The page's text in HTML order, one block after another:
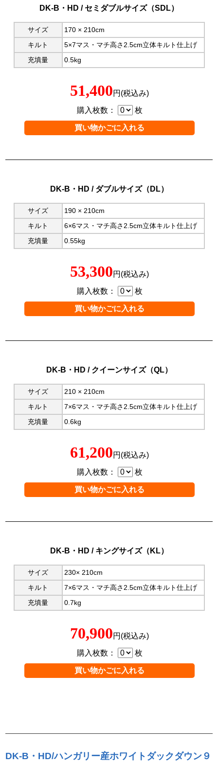
DK-B・HD / セミダブルサイズ（SDL）
サイズ
170 × 210cm
キルト
5×7マス・マチ高さ2.5cm立体キルト仕上げ
充填量
0.5kg
51,400円(税込み)
購入枚数： 枚
DK-B・HD / ダブルサイズ（DL）
サイズ
190 × 210cm
キルト
6×6マス・マチ高さ2.5cm立体キルト仕上げ
充填量
0.55kg
53,300円(税込み)
購入枚数： 枚
DK-B・HD / クイーンサイズ（QL）
サイズ
210 × 210cm
キルト
7×6マス・マチ高さ2.5cm立体キルト仕上げ
充填量
0.6kg
61,200円(税込み)
購入枚数： 枚
DK-B・HD / キングサイズ（KL）
サイズ
230× 210cm
キルト
7×6マス・マチ高さ2.5cm立体キルト仕上げ
充填量
0.7kg
70,900円(税込み)
購入枚数： 枚
DK-B・HD/ハンガリー産ホワイトダックダウン９